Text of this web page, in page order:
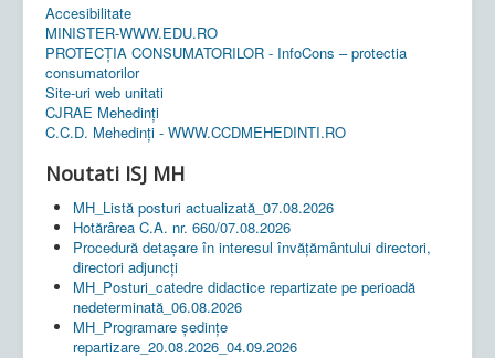
Accesibilitate
MINISTER-WWW.EDU.RO
PROTECȚIA CONSUMATORILOR - InfoCons – protectia
consumatorilor
Site-uri web unitati
CJRAE Mehedinți
C.C.D. Mehedinţi - WWW.CCDMEHEDINTI.RO
Noutati ISJ MH
MH_Listă posturi actualizată_07.08.2026
Hotărârea C.A. nr. 660/07.08.2026
Procedură detașare în interesul învățământului directori,
directori adjuncți
MH_Posturi_catedre didactice repartizate pe perioadă
nedeterminată_06.08.2026
MH_Programare ședințe
repartizare_20.08.2026_04.09.2026